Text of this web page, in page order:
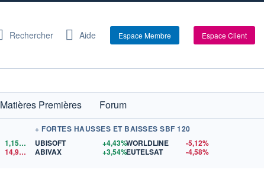
Rechercher Aide Espace Membre Espace Client
Matières Premières
Forum
1,1560
$US
14,90$US
+ FORTES HAUSSES ET BAISSES SBF 120
UBISOFT
+4,43%
ABIVAX
+3,54%
WORLDLINE
-5,12%
EUTELSAT
-4,58%